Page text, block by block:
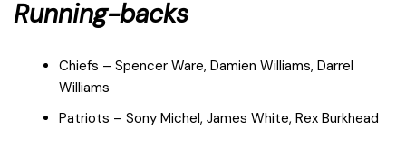
Running-backs
Chiefs – Spencer Ware, Damien Williams, Darrel
Williams
Patriots – Sony Michel, James White, Rex Burkhead